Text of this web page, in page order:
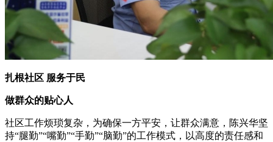
扎根社区 服务于民
做群众的贴心人
社区工作烦琐复杂，为确保一方平安，让群众满意，陈兴华坚
持“腿勤”“嘴勤”“手勤”“脑勤”的工作模式，以高度的责任感和